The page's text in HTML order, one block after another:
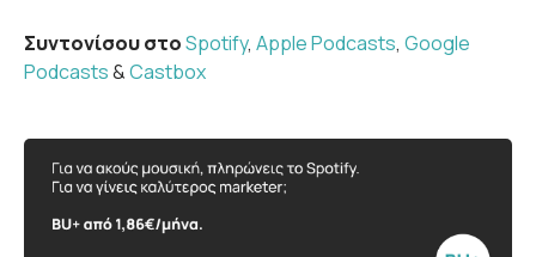
Συντονίσου στοSpotify, Apple Podcasts, Google
Podcasts&Castbox